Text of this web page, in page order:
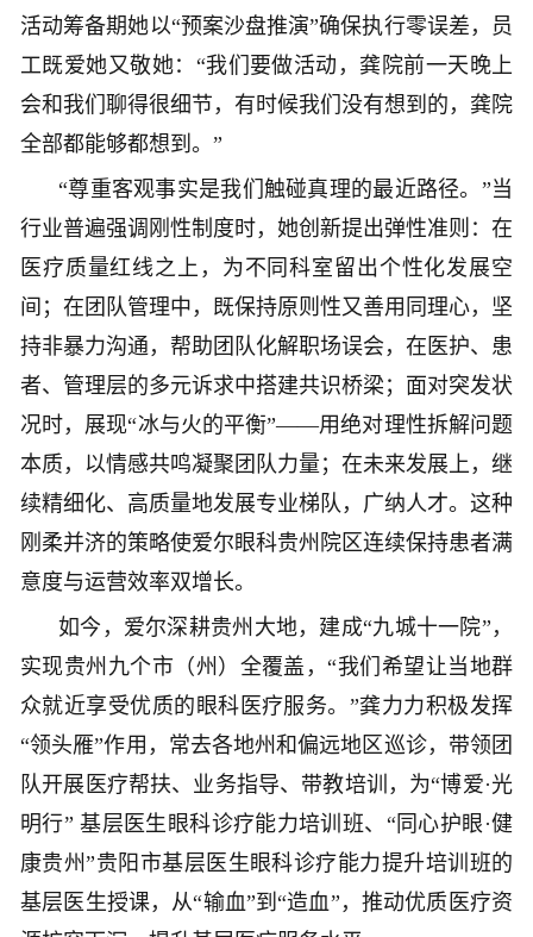
活动筹备期她以“预案沙盘推演”确保执行零误差，员
工既爱她又敬她：“我们要做活动，龚院前一天晚上
会和我们聊得很细节，有时候我们没有想到的，龚院
全部都能够都想到。”
“尊重客观事实是我们触碰真理的最近路径。”当
行业普遍强调刚性制度时，她创新提出弹性准则：在
医疗质量红线之上，为不同科室留出个性化发展空
间；在团队管理中，既保持原则性又善用同理心，坚
持非暴力沟通，帮助团队化解职场误会，在医护、患
者、管理层的多元诉求中搭建共识桥梁；面对突发状
况时，展现“冰与火的平衡”——用绝对理性拆解问题
本质，以情感共鸣凝聚团队力量；在未来发展上，继
续精细化、高质量地发展专业梯队，广纳人才。这种
刚柔并济的策略使爱尔眼科贵州院区连续保持患者满
意度与运营效率双增长。
如今，爱尔深耕贵州大地，建成“九城十一院”，
实现贵州九个市（州）全覆盖，“我们希望让当地群
众就近享受优质的眼科医疗服务。”龚力力积极发挥
“领头雁”作用，常去各地州和偏远地区巡诊，带领团
队开展医疗帮扶、业务指导、带教培训，为“博爱·光
明行” 基层医生眼科诊疗能力培训班、“同心护眼·健
康贵州”贵阳市基层医生眼科诊疗能力提升培训班的
基层医生授课，从“输血”到“造血”，推动优质医疗资